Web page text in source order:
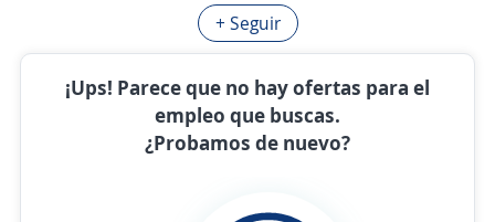
+ Seguir
¡Ups! Parece que no hay ofertas para el
empleo que buscas.
¿Probamos de nuevo?